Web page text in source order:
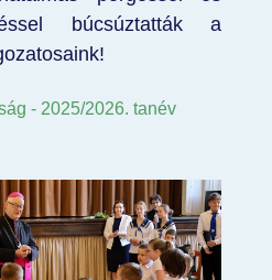
búcsúztatták a
- 2025/2026. tanév